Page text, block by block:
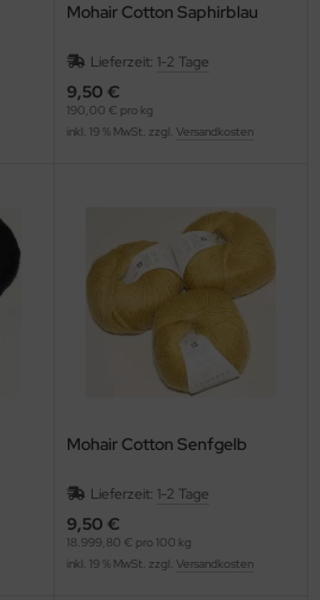
Mohair Cotton Saphirblau
Lieferzeit: 1-2 Tage
9,50 €
190,00 € pro kg
inkl. 19 % MwSt. zzgl. Versandkosten
Mohair Cotton Senfgelb
Lieferzeit: 1-2 Tage
9,50 €
18.999,80 € pro 100 kg
inkl. 19 % MwSt. zzgl. Versandkosten